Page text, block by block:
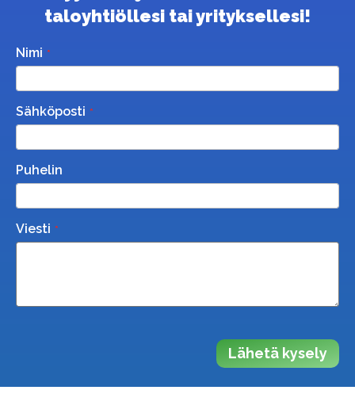
taloyhtiöllesi tai yrityksellesi!
Nimi
Sähköposti
Puhelin
Viesti
Lähetä kysely